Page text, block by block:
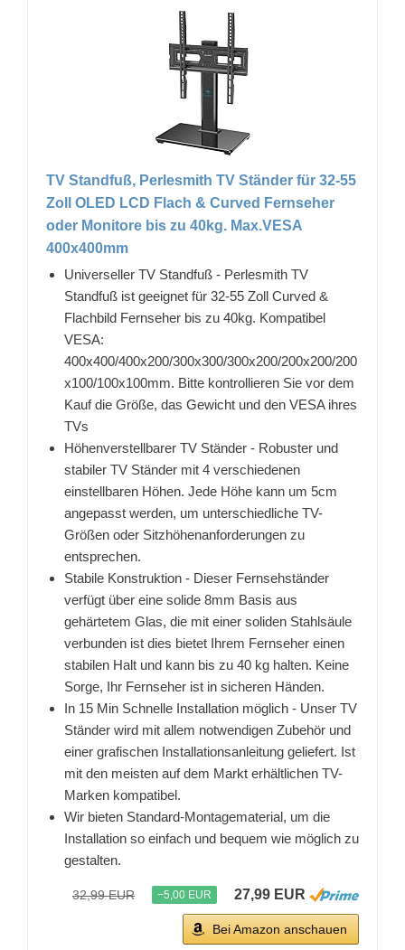
TV Standfuß, Perlesmith TV Ständer für 32-55
Zoll OLED LCD Flach & Curved Fernseher
oder Monitore bis zu 40kg. Max.VESA
400x400mm
Universeller TV Standfuß - Perlesmith TV
Standfuß ist geeignet für 32-55 Zoll Curved &
Flachbild Fernseher bis zu 40kg. Kompatibel
VESA:
400x400/400x200/300x300/300x200/200x200/200
x100/100x100mm. Bitte kontrollieren Sie vor dem
Kauf die Größe, das Gewicht und den VESA ihres
TVs
Höhenverstellbarer TV Ständer - Robuster und
stabiler TV Ständer mit 4 verschiedenen
einstellbaren Höhen. Jede Höhe kann um 5cm
angepasst werden, um unterschiedliche TV-
Größen oder Sitzhöhenanforderungen zu
entsprechen.
Stabile Konstruktion - Dieser Fernsehständer
verfügt über eine solide 8mm Basis aus
gehärtetem Glas, die mit einer soliden Stahlsäule
verbunden ist dies bietet Ihrem Fernseher einen
stabilen Halt und kann bis zu 40 kg halten. Keine
Sorge, Ihr Fernseher ist in sicheren Händen.
In 15 Min Schnelle Installation möglich - Unser TV
Ständer wird mit allem notwendigen Zubehör und
einer grafischen Installationsanleitung geliefert. Ist
mit den meisten auf dem Markt erhältlichen TV-
Marken kompatibel.
Wir bieten Standard-Montagematerial, um die
Installation so einfach und bequem wie möglich zu
gestalten.
32,99 EUR −5,00 EUR 27,99 EUR
Bei Amazon anschauen